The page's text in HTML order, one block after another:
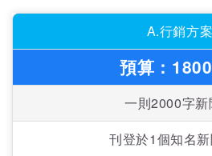
A.行銷方案
預算：
一則2000字新
刊登於1個知名